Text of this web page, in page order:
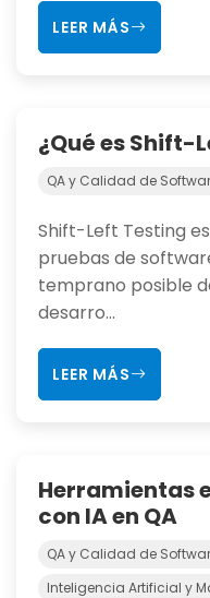
LEER MÁS
¿Qué es Shift-
QA y Calidad de
Shift-Left Testing
pruebas de
temprano posible
desarro...
LEER MÁS
Herramientas
con IA en QA
QA y Calidad de
Inteligencia Artificial y